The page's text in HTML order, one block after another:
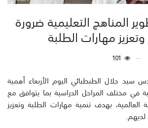
المناهج التعليمية ضرورة
مهارات الطلبة
101
سيد جلال الطبطبائي اليوم الأربعاء أهمية
في مختلف المراحل الدراسية بما يتوافق مع
العالمية، بهدف تنمية مهارات الطلبة وتعزيز
لديهم.